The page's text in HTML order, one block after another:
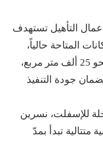
التأهيل تستهدف
المتاحة حالياً،
حيث تبلغ المساحة المخصصة للتعبيد نحو 25 ألف متر مربع،
جودة التنفيذ
للإسفلت، نسرين
تبدأ بمدّ